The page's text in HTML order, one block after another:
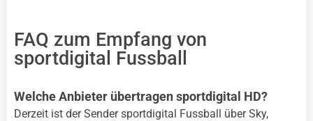
FAQ zum Empfang von
sportdigital Fussball
Welche Anbieter übertragen sportdigital HD?
Derzeit ist der Sender sportdigital Fussball über Sky,